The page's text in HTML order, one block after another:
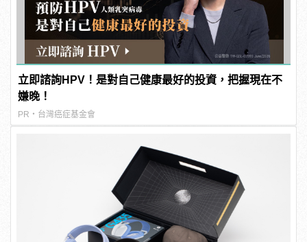
立即諮詢HPV！是對自己健康最好的投資，把握現在不
嫌晚！
PR・台灣癌症基金會